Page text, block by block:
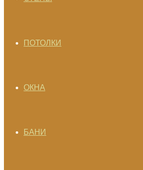
ПОТОЛКИ
ОКНА
БАНИ